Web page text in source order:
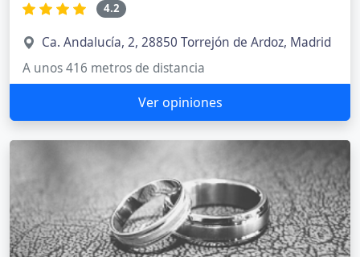
4.2
Ca. Andalucía, 2, 28850 Torrejón de Ardoz, Madrid
A unos 416 metros de distancia
Ver opiniones